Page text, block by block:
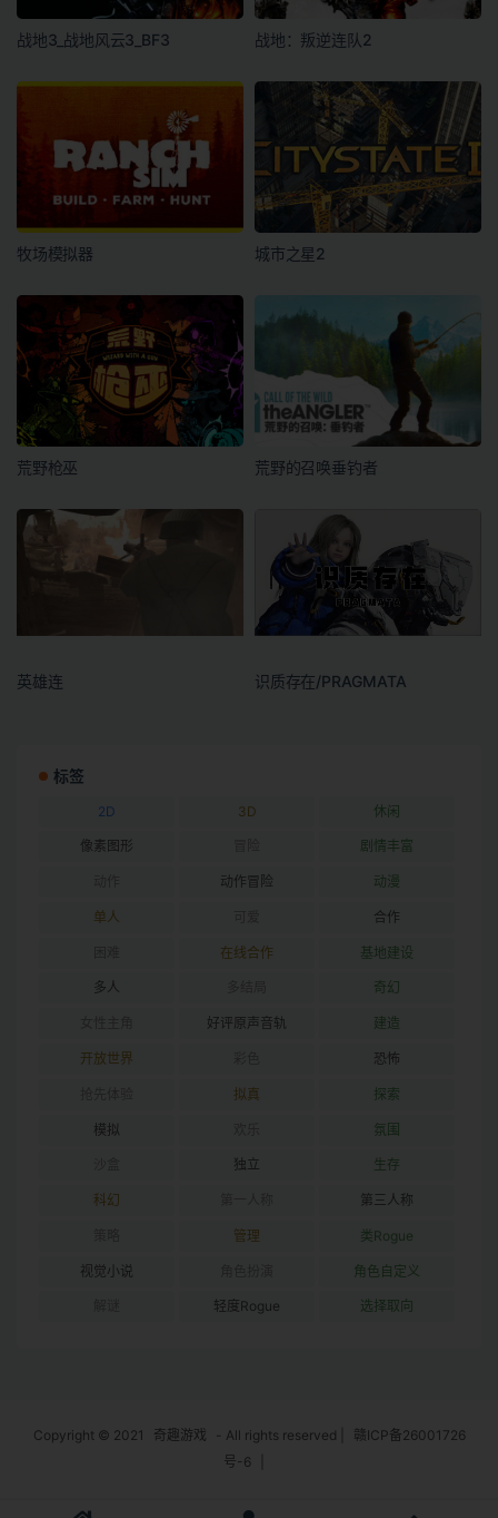
战地3_战地风云3_BF3 战地：叛逆连队2
牧场模拟器 城市之星2
荒野枪巫 荒野的召唤垂钓者
英雄连 识质存在/PRAGMATA
标签
2D 3D 休闲
像素图形 剧情丰富
动作冒险 动漫
单人 合作
在线合作 基地建设
多人 奇幻
好评原声音轨 建造
开放世界 恐怖
拟真 探索
模拟 氛围
独立 生存
科幻 第三人称
管理 类Rogue
视觉小说 角色自定义
轻度Rogue 选择取向
Copyright © 2021 奇趣游戏 - All rights reserved
赣ICP备26001726
号-6